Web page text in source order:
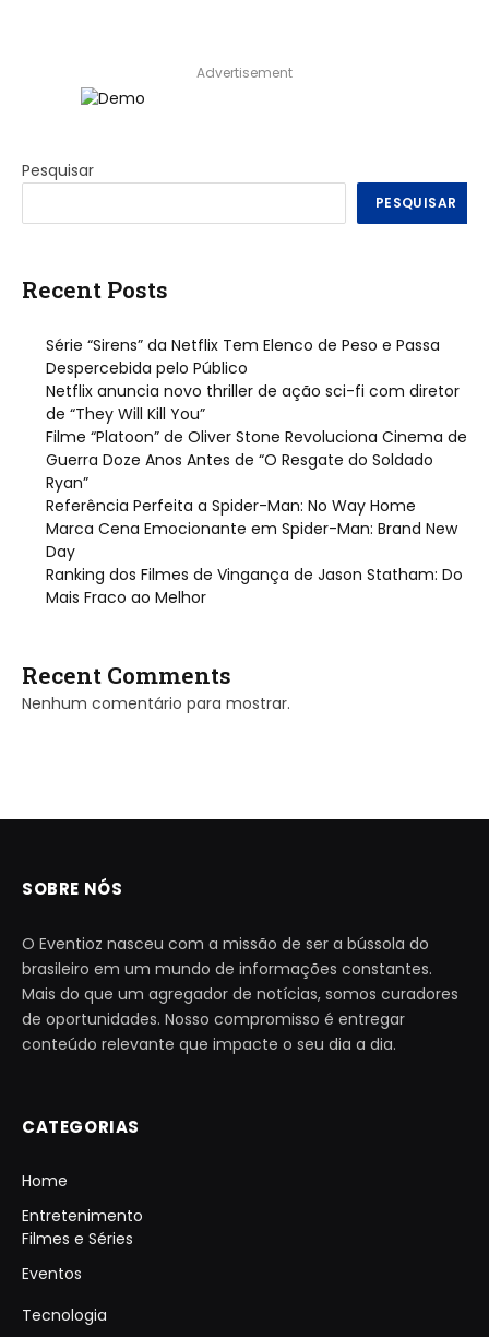
Advertisement
Pesquisar
PESQUISAR
Recent Posts
Série “Sirens” da Netflix Tem Elenco de Peso e Passa
Despercebida pelo Público
Netflix anuncia novo thriller de ação sci-fi com diretor
de “They Will Kill You”
Filme “Platoon” de Oliver Stone Revoluciona Cinema de
Guerra Doze Anos Antes de “O Resgate do Soldado
Ryan”
Referência Perfeita a Spider-Man: No Way Home
Marca Cena Emocionante em Spider-Man: Brand New
Day
Ranking dos Filmes de Vingança de Jason Statham: Do
Mais Fraco ao Melhor
Recent Comments
Nenhum comentário para mostrar.
SOBRE NÓS
O Eventioz nasceu com a missão de ser a bússola do
brasileiro em um mundo de informações constantes.
Mais do que um agregador de notícias, somos curadores
de oportunidades. Nosso compromisso é entregar
conteúdo relevante que impacte o seu dia a dia.
CATEGORIAS
Home
Entretenimento
Filmes e Séries
Eventos
Tecnologia